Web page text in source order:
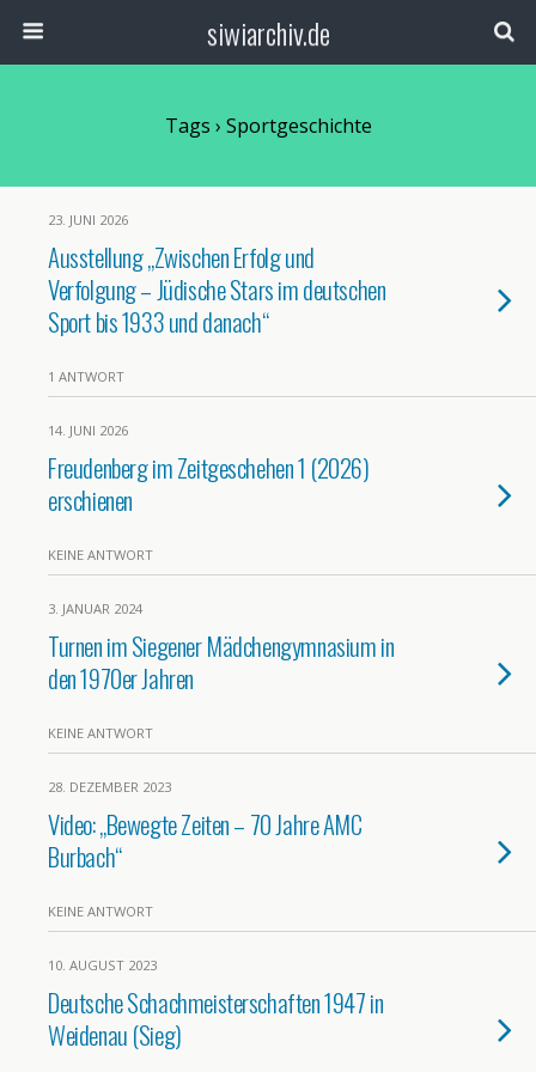
siwiarchiv.de
Tags › Sportgeschichte
23. JUNI 2026
Ausstellung „Zwischen Erfolg und
Verfolgung – Jüdische Stars im deutschen
Sport bis 1933 und danach“
1 ANTWORT
14. JUNI 2026
Freudenberg im Zeitgeschehen 1 (2026)
erschienen
KEINE ANTWORT
3. JANUAR 2024
Turnen im Siegener Mädchengymnasium in
den 1970er Jahren
KEINE ANTWORT
28. DEZEMBER 2023
Video: „Bewegte Zeiten – 70 Jahre AMC
Burbach“
KEINE ANTWORT
10. AUGUST 2023
Deutsche Schachmeisterschaften 1947 in
Weidenau (Sieg)